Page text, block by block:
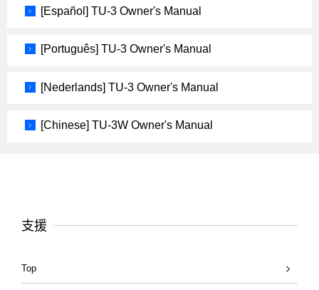
[Español] TU-3 Owner's Manual
[Português] TU-3 Owner's Manual
[Nederlands] TU-3 Owner's Manual
[Chinese] TU-3W Owner's Manual
支援
Top